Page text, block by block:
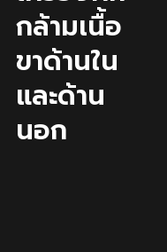
กล้ามเนื้อ
ขาด้านใน
และด้าน
นอก